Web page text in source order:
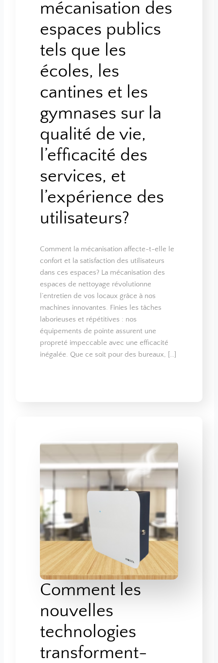
mécanisation des
espaces publics
tels que les
écoles, les
cantines et les
gymnases sur la
qualité de vie,
l’efficacité des
services, et
l’expérience des
utilisateurs?
Comment la mécanisation affecte-t-elle le
confort et la satisfaction des utilisateurs
dans ces espaces? La mécanisation des
espaces de nettoyage révolutionne
l’entretien de vos locaux grâce à nos
machines innovantes. Finies les tâches
laborieuses et répétitives : nos
équipements de pointe assurent une
propreté impeccable avec une efficacité
inégalée. Que ce soit pour des bureaux, […]
Comment les
nouvelles
technologies
transforment-